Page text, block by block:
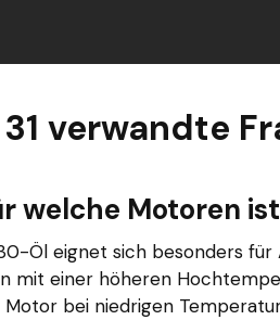
31 verwandte
welche Motoren
Öl eignet sich besonders für
mit einer höheren
Motor bei niedrigen